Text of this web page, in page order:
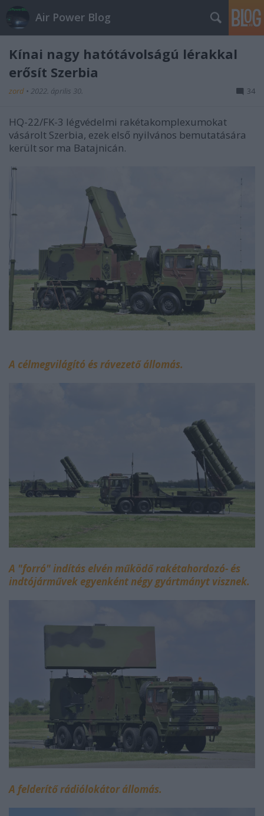
Air Power Blog
Kínai nagy hatótávolságú lérakkal
erősít Szerbia
zord • 2022. április 30. 34
HQ-22/FK-3 légvédelmi rakétakomplexumokat
vásárolt Szerbia, ezek első nyilvános bemutatására
került sor ma Batajnicán.
A célmegvilágító és rávezető állomás.
A "forró" indítás elvén működő rakétahordozó- és
indtójárművek egyenként négy gyártmányt visznek.
A felderítő rádiólokátor állomás.